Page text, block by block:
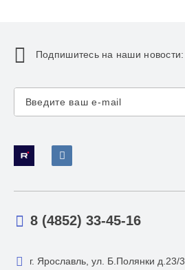
Подпишитесь на наши новости:
8 (4852) 33-45-16
г. Ярославль, ул. Б.Полянки д.23/3